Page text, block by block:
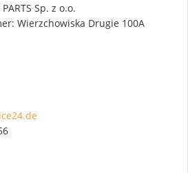
Sp. z o.o.
Wierzchowiska Drugie 100A